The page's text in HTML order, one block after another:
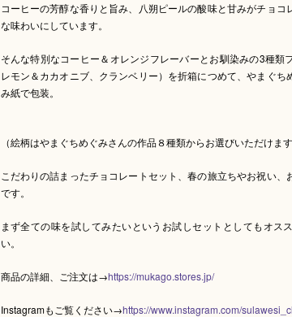
コーヒーの芳醇な香りと旨み、八朔ピールの酸味と甘みがチョコ
な味わいにしています。
そんな特別なコーヒー＆オレンジフレーバーとお馴染みの3種類
レモン＆カカオニブ、クランベリー）を折箱につめて、やまぐち
み紙で包装。
（絵柄はやまぐちめぐみさんの作品８種類からお選びいただけます
こだわりの詰まったチョコレートセット、春の旅立ちやお祝い、
です。
まず全ての味を試してみたいというお試しセットとしてもオス
い。
商品の詳細、ご注文は→https://mukago.stores.jp/
Instagramもご覧ください→https://www.instagram.com/